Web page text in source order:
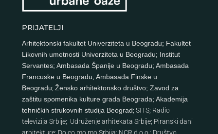
PRIJATELJI
Arhitektonski fakultet Univerziteta u Beogradu; Fakultet
Likovnih umetnosti Univerziteta u Beogradu; Institut
Servantes; Ambasada Španije u Beogradu; Ambasada
Francuske u Beogradu; Ambasada Finske u
Beogradu; Žensko arhitektonsko društvo; Zavod za
zaštitu spomenika kulture grada Beograda; Akademija
tehničkih strukovnih studija Beograd; SITS; Radio
televizija Srbije; Udruženje arhitekata Srbije; Piranski dani
arhitekture; Do.co.mo.mo Srbija; NCR d.o.o. ; Društvo